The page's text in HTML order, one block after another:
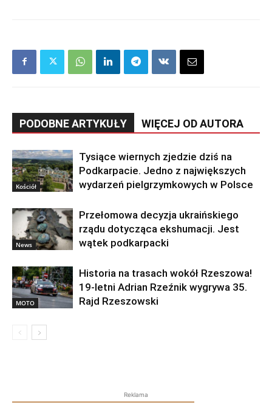
PODOBNE ARTYKUŁY WIĘCEJ OD AUTORA
Kościół
Tysiące wiernych zjedzie dziś na
Podkarpacie. Jedno z największych
wydarzeń pielgrzymkowych w Polsce
News
Przełomowa decyzja ukraińskiego
rządu dotycząca ekshumacji. Jest
wątek podkarpacki
MOTO
Historia na trasach wokół Rzeszowa!
19-letni Adrian Rzeźnik wygrywa 35.
Rajd Rzeszowski
Reklama